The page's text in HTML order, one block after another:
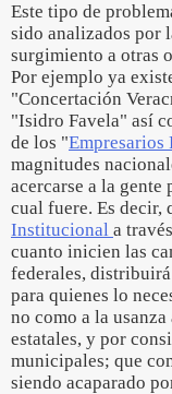
Este tipo de
sido analizados por
surgimiento a otras
Por ejemplo ya
"Concertación
"Isidro Favela" así
de los "Empresarios
magnitudes
acercarse a la gente
cual fuere. Es decir,
Institucional a
cuanto inicien las
federales,
para quienes lo
no como a la
estatales, y por
municipales; que
siendo acaparado